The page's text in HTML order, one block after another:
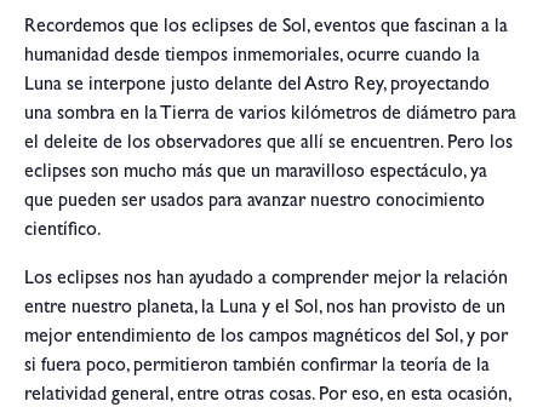
Recordemos que los eclipses de Sol, eventos que fascinan a la
humanidad desde tiempos inmemoriales, ocurre cuando la
Luna se interpone justo delante del Astro Rey, proyectando
una sombra en la Tierra de varios kilómetros de diámetro para
el deleite de los observadores que allí se encuentren. Pero los
eclipses son mucho más que un maravilloso espectáculo, ya
que pueden ser usados para avanzar nuestro conocimiento
científico.
Los eclipses nos han ayudado a comprender mejor la relación
entre nuestro planeta, la Luna y el Sol, nos han provisto de un
mejor entendimiento de los campos magnéticos del Sol, y por
si fuera poco, permitieron también confirmar la teoría de la
relatividad general, entre otras cosas. Por eso, en esta ocasión,